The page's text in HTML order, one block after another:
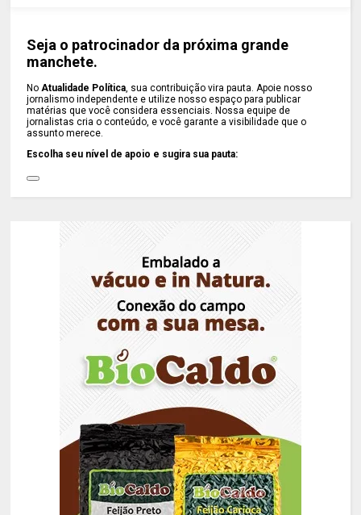
Seja o patrocinador da próxima grande
manchete.
NoAtualidade Política, sua contribuição vira pauta. Apoie nosso
jornalismo independente e utilize nosso espaço para publicar
matérias que você considera essenciais. Nossa equipe de
jornalistas cria o conteúdo, e você garante a visibilidade que o
assunto merece.
Escolha seu nível de apoio e sugira sua pauta: